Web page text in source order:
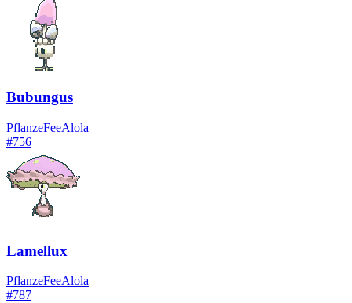
Bubungus
PflanzeFeeAlola
#756
Lamellux
PflanzeFeeAlola
#787